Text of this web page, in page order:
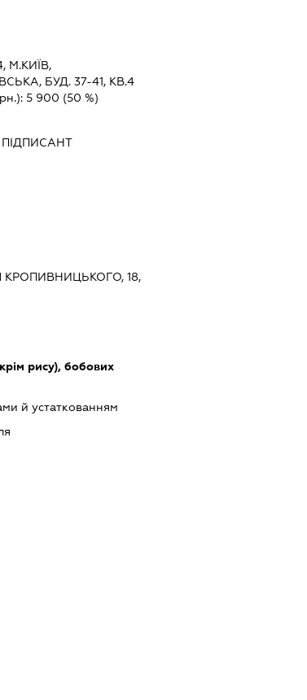
М.КИЇВ,
БУД. 37-41, КВ.4
5 900 (50 %)
ПІДПИСАНТ
КРОПИВНИЦЬКОГО, 18,
рису), бобових
й устаткованням